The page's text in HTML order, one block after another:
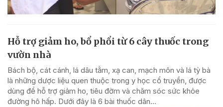
Hỗ trợ giảm ho, bổ phổi từ 6 cây thuốc trong
vườn nhà
Bách bộ, cát cánh, lá dâu tằm, xạ can, mạch môn và lá tỳ bà
là những dược liệu quen thuộc trong y học cổ truyền, được
dùng để hỗ trợ giảm ho, tiêu đờm và chăm sóc sức khỏe
đường hô hấp. Dưới đây là 6 bài thuốc dân...